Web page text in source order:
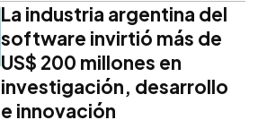
La industria argentina del
software invirtió más de
US$ 200 millones en
investigación, desarrollo
e innovación